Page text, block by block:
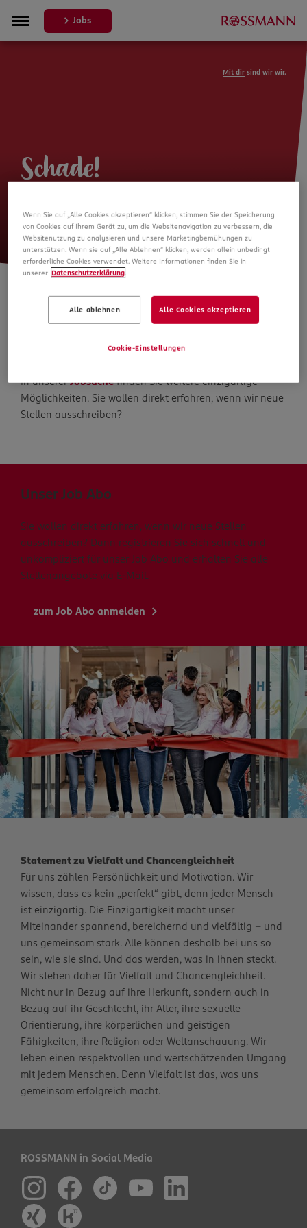
Jobs
Mit dir sind wir wir.
Schade!
mehr verfügbar
Die Suche geht weiter
In unsererJobsuchefinden Sie weitere einzigartige
Möglichkeiten. Sie wollen direkt erfahren, wenn wir neue
Stellen ausschreiben?
Unser Job Abo
Sie wollen direkt erfahren, wenn wir neue Stellen
ausschreiben? Dann registrieren Sie sich schnell und
unkompliziert für unser Job Abo und erhalten Sie alle
Stellenangebote via E-Mail.
zum Job Abo anmelden
Statement zu Vielfalt und Chancengleichheit
Für uns zählen Persönlichkeit und Motivation. Wir
wissen, dass es kein „perfekt“ gibt, denn jeder Mensch
ist einzigartig. Die Einzigartigkeit macht unser
Miteinander spannend, bereichernd und vielfältig – und
uns gemeinsam stark. Alle können deshalb bei uns so
sein, wie sie sind. Und das werden, was in ihnen steckt.
Wir stehen daher für Vielfalt und Chancengleichheit.
Nicht nur in Bezug auf ihre Herkunft, sondern auch in
Bezug auf ihr Geschlecht, ihr Alter, ihre sexuelle
Orientierung, ihre körperlichen und geistigen
Fähigkeiten, ihre Religion oder Weltanschauung. Wir
leben einen respektvollen und wertschätzenden Umgang
mit jedem Menschen. Denn Vielfalt ist das, was uns
gemeinsam erfolgreich macht.
ROSSMANN in Social Media
Wenn Sie auf „Alle Cookies akzeptieren“ klicken, stimmen Sie der Speicherung
von Cookies auf Ihrem Gerät zu, um die Websitenavigation zu verbessern, die
Websitenutzung zu analysieren und unsere Marketingbemühungen zu
unterstützen. Wenn sie auf „Alle Ablehnen“ klicken, werden allein unbedingt
erforderliche Cookies verwendet. Weitere Informationen finden Sie in
unserer Datenschutzerklärung
Alle ablehnen Alle Cookies akzeptieren
Cookie-Einstellungen